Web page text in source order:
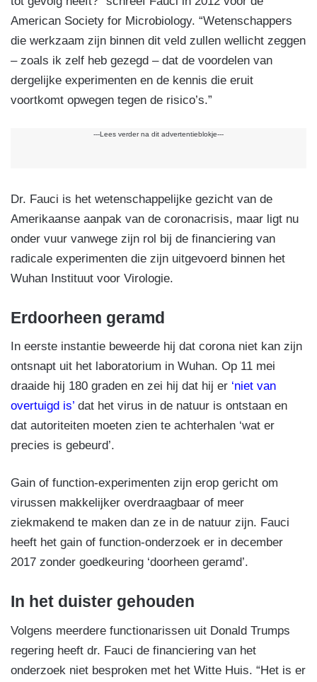
American Society for Microbiology. “Wetenschappers
die werkzaam zijn binnen dit veld zullen wellicht zeggen
– zoals ik zelf heb gezegd – dat de voordelen van
dergelijke experimenten en de kennis die eruit
voortkomt opwegen tegen de risico’s.”
---Lees verder na dit advertentieblokje---
Dr. Fauci is het wetenschappelijke gezicht van de
Amerikaanse aanpak van de coronacrisis, maar ligt nu
onder vuur vanwege zijn rol bij de financiering van
radicale experimenten die zijn uitgevoerd binnen het
Wuhan Instituut voor Virologie.
Erdoorheen geramd
In eerste instantie beweerde hij dat corona niet kan zijn
ontsnapt uit het laboratorium in Wuhan. Op 11 mei
draaide hij 180 graden en zei hij dat hij er ‘niet van
overtuigd is’ dat het virus in de natuur is ontstaan en
dat autoriteiten moeten zien te achterhalen ‘wat er
precies is gebeurd’.
Gain of function-experimenten zijn erop gericht om
virussen makkelijker overdraagbaar of meer
ziekmakend te maken dan ze in de natuur zijn. Fauci
heeft het gain of function-onderzoek er in december
2017 zonder goedkeuring ‘doorheen geramd’.
In het duister gehouden
Volgens meerdere functionarissen uit Donald Trumps
regering heeft dr. Fauci de financiering van het
onderzoek niet besproken met het Witte Huis. “Het is er